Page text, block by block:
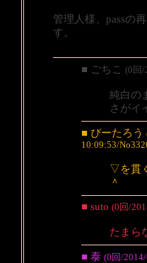
管理人様、passの
す。
■ ごちこ (0回/
純白の
さがイ
■ ぴーたろう
10:09:53/
▽を貫
＾
■ suto (0回/
たまら
■ 泰 (0回/